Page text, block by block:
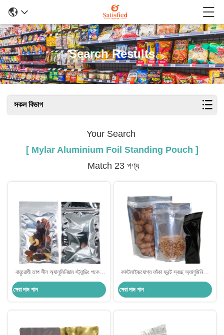
Search Results
সকল বিভাগ
Your Search
[ Mylar Aluminium Foil Standing Pouch ]
Match 23 পণ্য
বায়ুরোধী তাপ সীল অ্যালুমিনিয়াম স্ট্যান্ডিং পকেট
জিপার লক এবং অশ্রু notches সঙ্গে খাদ্য
সঞ্চয় জন্য মাইলার ফয়েল
সেরা দাম পান
কাস্টমাইজযোগ্য ফাঁকা ফ্রন্ট স্বচ্ছ অ্যালুমিনিয়াম
ফয়েল স্ট্যান্ড আপ পকেট জিপলক ব্যাগ খাদ্যের
সেরা দাম পান